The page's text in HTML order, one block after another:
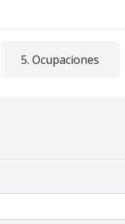
5. Ocupaciones